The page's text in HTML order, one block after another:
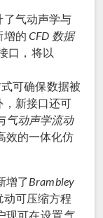
了气动声学与
增的 CFD 数据
口，将以
可确保数据被
，新接口还可
气动声学流动
效的一体化仿
增了Brambley
可压缩方程
现可在设置气